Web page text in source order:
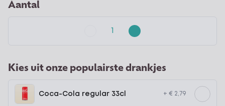
Aantal
Kies uit onze populairste drankjes
Coca-Cola regular 33cl + € 2,79